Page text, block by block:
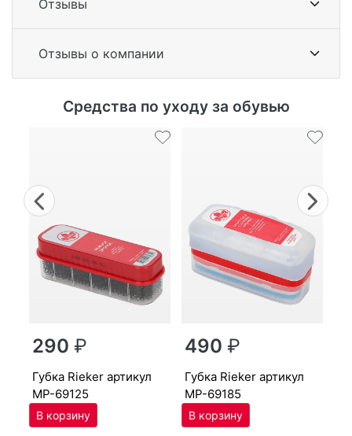
Отзывы
Отзывы о компании
Средства по уходу за обувью
Previous
290₽
губ­ка Ri­eker артикул
MP-69125
490₽
губ­ка Ri­eker артикул
MP-69185